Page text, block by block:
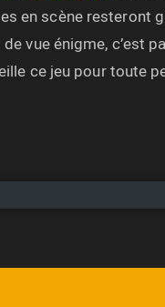
en scène resteront
de vue énigme, c’est
ce jeu pour toute